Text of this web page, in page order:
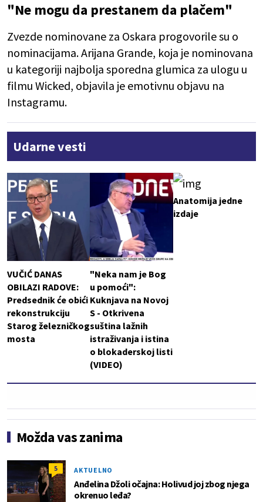
"Ne mogu da prestanem da plačem"
Zvezde nominovane za Oskara progovorile su o
nominacijama. Arijana Grande, koja je nominovana
u kategoriji najbolja sporedna glumica za ulogu u
filmu Wicked, objavila je emotivnu objavu na
Instagramu.
Udarne vesti
VUČIĆ DANAS
OBILAZI RADOVE:
Predsednik će obići
rekonstrukciju
Starog železničkog
mosta
"Neka nam je Bog
u pomoći":
Kuknjava na Novoj
S - Otkrivena
suština lažnih
istraživanja i istina
o blokaderskoj listi
(VIDEO)
Anatomija jedne
izdaje
Možda vas zanima
5 AKTUELNO
Anđelina Džoli očajna: Holivud joj zbog njega
okrenuo leđa?